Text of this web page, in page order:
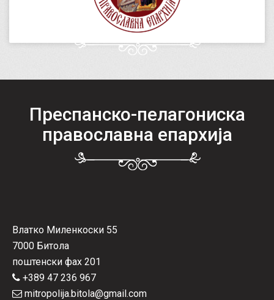
Преспанско-пелагониска
православна епархија
Влатко Миленкоски 55
7000 Битола
поштенски фах 201
+389 47 236 967
mitropolija.bitola@gmail.com